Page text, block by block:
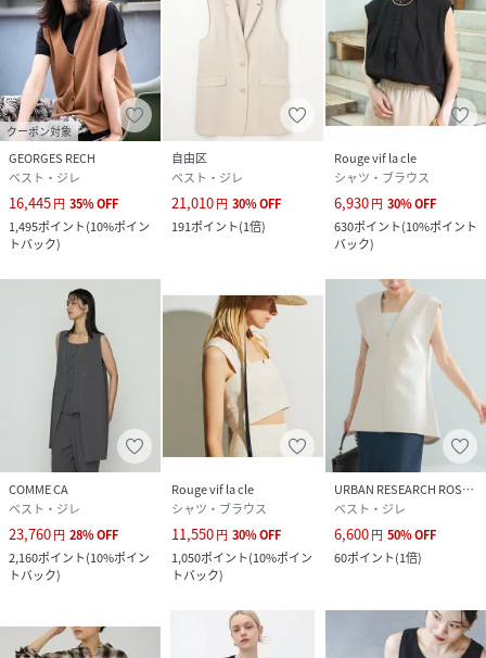
クーポン対象
GEORGES RECH
ベスト・ジレ
16,445円 35%OFF
1,495ポイント(10%ポイン
トバック)
自由区
ベスト・ジレ
21,010円 30%OFF
191ポイント(1倍)
Rouge vif la cle
シャツ・ブラウス
6,930円 30%OFF
630ポイント(10%ポイント
バック)
COMME CA
ベスト・ジレ
23,760円 28%OFF
2,160ポイント(10%ポイン
トバック)
Rouge vif la cle
シャツ・ブラウス
11,550円 30%OFF
1,050ポイント(10%ポイン
トバック)
URBAN RESEARCH ROSSO
ベスト・ジレ
6,600円 50%OFF
60ポイント(1倍)